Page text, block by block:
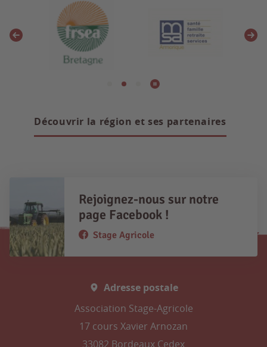
Découvrir la région et ses partenaires
Rejoignez-nous sur notre
page Facebook !
Stage Agricole
Adresse postale
Association Stage-Agricole
17 cours Xavier Arnozan
33082 Bordeaux Cedex